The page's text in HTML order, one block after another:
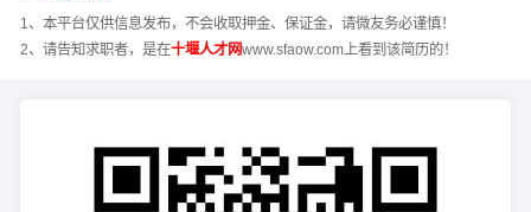
1、本平台仅供信息发布，不会收取押金、保证金，请微友务必谨慎！
2、请告知求职者，是在十堰人才网www.sfaow.com上看到该简历的！